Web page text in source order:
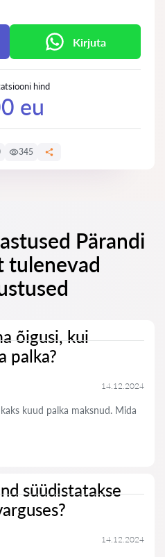
Kirjuta
hind
eu
345
Pärandi
tulenevad
õigusi, kui
palka?
14.12.2024
kuud palka maksnud. Mida
süüdistatakse
14.12.2024